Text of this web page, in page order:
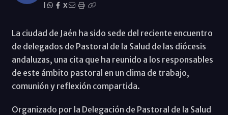
X
La ciudad de Jaén ha sido sede del reciente encuentro
de delegados de Pastoral de la Salud de las diócesis
andaluzas, una cita que ha reunido a los responsables
de este ámbito pastoral en un clima de trabajo,
comunión y reflexión compartida.
Organizado por la Delegación de Pastoral de la Salud